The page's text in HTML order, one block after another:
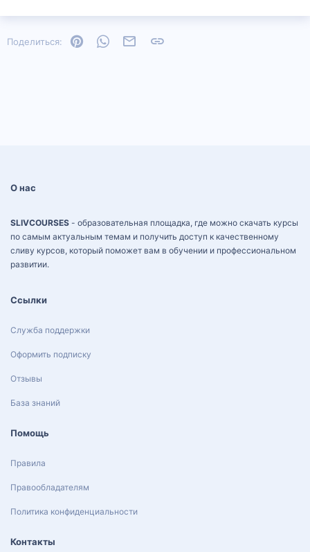
Поделиться: PinterestWhatsAppЭлектронная почта
О нас
SLIVCOURSES - образовательная площадка, где можно скачать курсы
по самым актуальным темам и получить доступ к качественному
сливу курсов, который поможет вам в обучении и профессиональном
развитии.
Ссылки
Служба поддержки
Оформить подписку
Отзывы
База знаний
Помощь
Правила
Правообладателям
Политика конфиденциальности
Контакты